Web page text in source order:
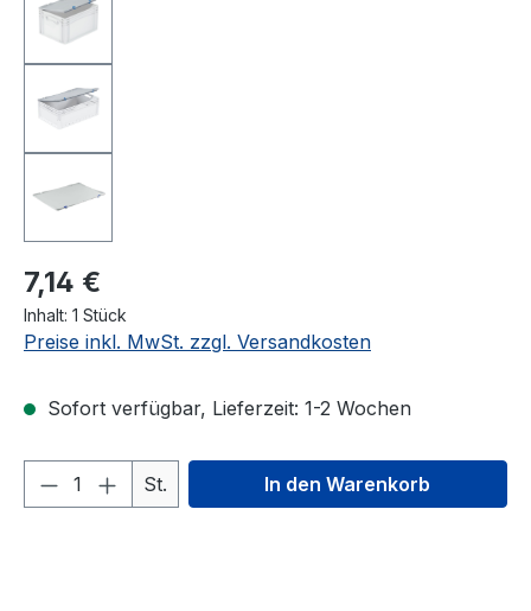
7,14 €
Inhalt: 1 Stück
Preise inkl. MwSt. zzgl. Versandkosten
Sofort verfügbar, Lieferzeit: 1-2 Wochen
Produkt Anzahl: Gib den
St. In den Warenkorb